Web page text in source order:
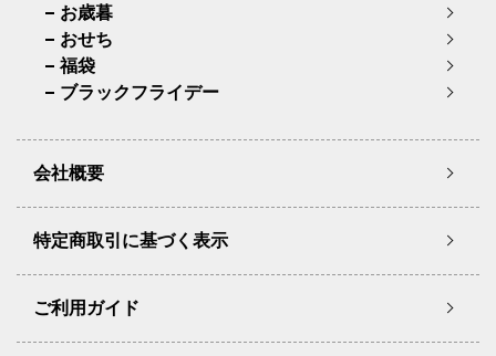
お歳暮
おせち
福袋
ブラックフライデー
会社概要
特定商取引に基づく表示
ご利用ガイド